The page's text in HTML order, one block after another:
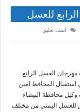
للعسل
اضف تعليق
مهرجان العسل الرابع
استقبال المحافظ امين
وكيل محافظة البيضاء
للعسل اليمني من مختلف